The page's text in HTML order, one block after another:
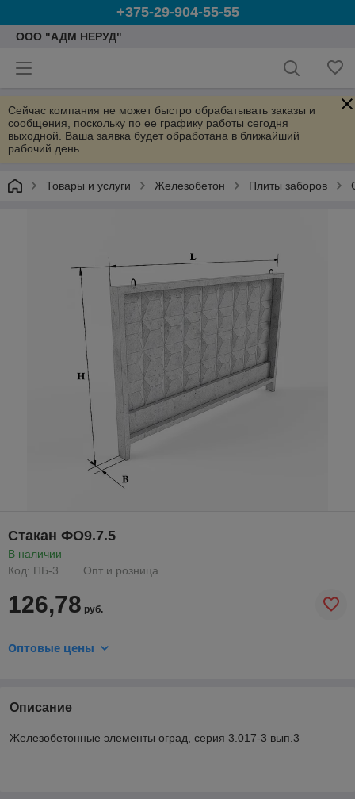
+375-29-904-55-55
ООО "АДМ НЕРУД"
Сейчас компания не может быстро обрабатывать заказы и
сообщения, поскольку по ее графику работы сегодня
выходной. Ваша заявка будет обработана в ближайший
рабочий день.
Товары и услуги Железобетон Плиты заборов
Стакан ФО9.7.5
В наличии
Код: ПБ-3
Опт и розница
126,78 руб.
Оптовые цены
Описание
Железобетонные элементы оград, серия 3.017-3 вып.3